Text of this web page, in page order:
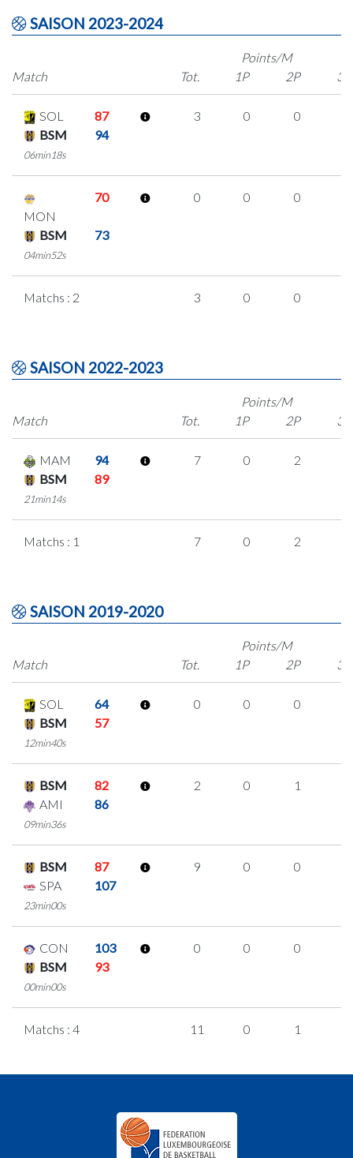
SAISON 2023-2024
Match
Points/M
Tot.
1P 2P 3P
SOL
87
BSM
94
06min18s
3 0 0
MON
70
BSM 73
04min52s
0 0 0
Matchs : 2 3 0 0
SAISON 2022-2023
Match
Points/M
Tot.
1P 2P 3P
MAM
94
BSM
89
21min14s
7 0 2
Matchs : 1 7 0 2
SAISON 2019-2020
Match
Points/M
Tot.
1P 2P 3P
SOL
64
BSM
57
12min40s
0 0 0
BSM
82
AMI
86
09min36s
2 0 1
BSM
87
SPA
107
23min00s
9 0 0
CON
103
BSM
93
00min00s
0 0 0
Matchs : 4 11 0 1